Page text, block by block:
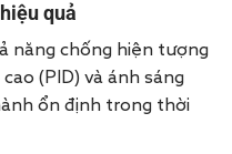
quả
năng chống hiện tượng
(PID) và ánh sáng
ổn định trong thời